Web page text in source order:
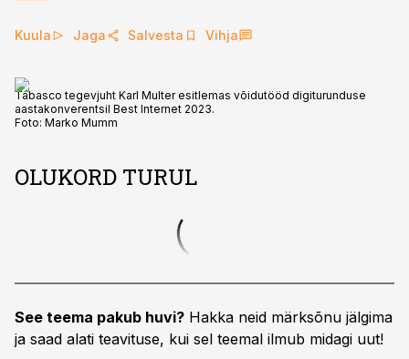
Kuula Jaga Salvesta Vihja
Tabasco tegevjuht Karl Multer esitlemas võidutööd digiturunduse
aastakonverentsil Best Internet 2023.
Foto: Marko Mumm
OLUKORD TURUL
See teema pakub huvi? Hakka neid märksõnu jälgima
ja saad alati teavituse, kui sel teemal ilmub midagi uut!